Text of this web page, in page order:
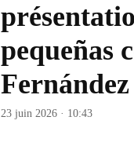
pequeñas
Fernández
23 juin 2026 · 10:43